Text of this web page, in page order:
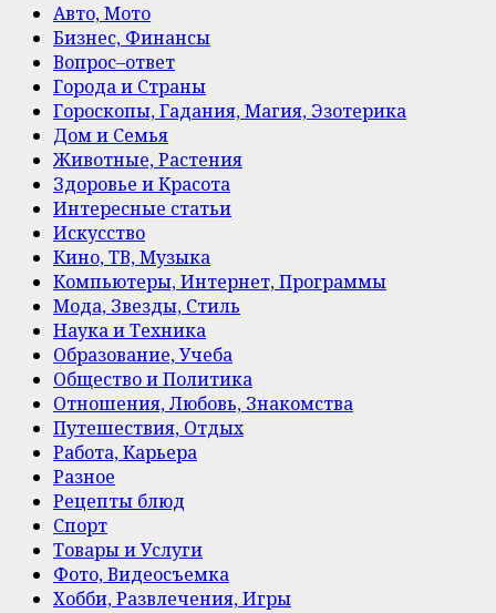
Авто, Мото
Бизнес, Финансы
Вопрос–ответ
Города и Страны
Гороскопы, Гадания, Магия, Эзотерика
Дом и Семья
Животные, Растения
Здоровье и Красота
Интересные статьи
Искусство
Кино, ТВ, Музыка
Компьютеры, Интернет, Программы
Мода, Звезды, Стиль
Наука и Техника
Образование, Учеба
Общество и Политика
Отношения, Любовь, Знакомства
Путешествия, Отдых
Работа, Карьера
Разное
Рецепты блюд
Спорт
Товары и Услуги
Фото, Видеосъемка
Хобби, Развлечения, Игры